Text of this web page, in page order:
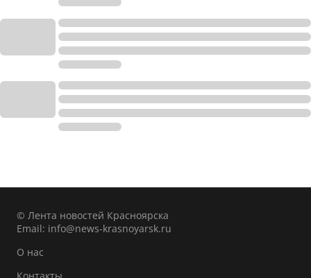
© Лента новостей Красноярска
Email: info@news-krasnoyarsk.ru
О нас